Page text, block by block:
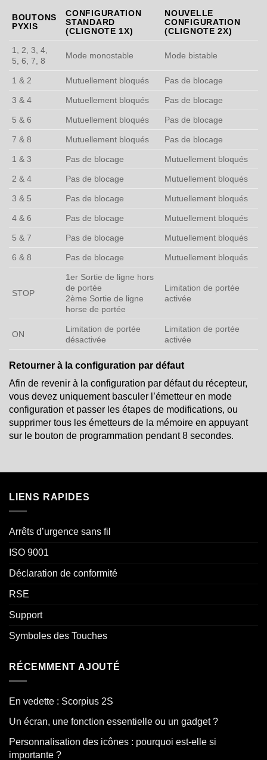
BOUTONS
PYXIS
CONFIGURATION
STANDARD
(CLIGNOTE 1X)
NOUVELLE
CONFIGURATION
(CLIGNOTE 2X)
1, 2, 3, 4,
5, 6, 7, 8
Mode monostable Mode bistable
1 & 2 Mutuellement bloqués Pas de blocage
3 & 4 Mutuellement bloqués Pas de blocage
5 & 6 Mutuellement bloqués Pas de blocage
7 & 8 Mutuellement bloqués Pas de blocage
1 & 3 Pas de blocage Mutuellement bloqués
2 & 4 Pas de blocage Mutuellement bloqués
3 & 5 Pas de blocage Mutuellement bloqués
4 & 6 Pas de blocage Mutuellement bloqués
5 & 7 Pas de blocage Mutuellement bloqués
6 & 8 Pas de blocage Mutuellement bloqués
STOP
1er Sortie de ligne hors
de portée
2ème Sortie de ligne
horse de portée
Limitation de portée
activée
ON
Limitation de portée
désactivée
Limitation de portée
activée
Retourner à la configuration par défaut
Afin de revenir à la configuration par défaut du récepteur,
vous devez uniquement basculer l’émetteur en mode
configuration et passer les étapes de modifications, ou
supprimer tous les émetteurs de la mémoire en appuyant
sur le bouton de programmation pendant 8 secondes.
LIENS RAPIDES
Arrêts d’urgence sans fil
ISO 9001
Déclaration de conformité
RSE
Support
Symboles des Touches
RÉCEMMENT AJOUTÉ
En vedette : Scorpius 2S
Un écran, une fonction essentielle ou un gadget ?
Personnalisation des icônes : pourquoi est-elle si
importante ?